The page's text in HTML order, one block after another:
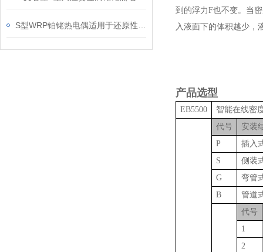
到的浮力F也不变。当
入液面下的体积越少，
产品选型
EB5500
智能在线密
代号
安装
P
插入
S
侧装
G
弯管
B
管道
代号
1
2